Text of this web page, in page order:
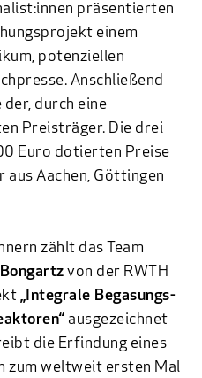
präsentierten
einem
potenziellen
Anschließend
durch eine
Preisträger. Die drei
Euro dotierten Preise
aus Aachen, Göttingen
zählt das Team
von der RWTH
„Integrale Begasungs-
ausgezeichnet
die Erfindung eines
zum weltweit ersten Mal